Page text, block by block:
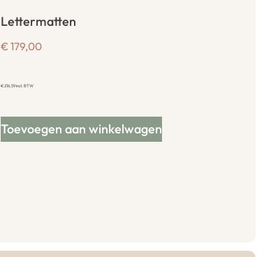
Lettermatten
€ 179,00
€216,59incl. BTW
Toevoegen aan winkelwagen